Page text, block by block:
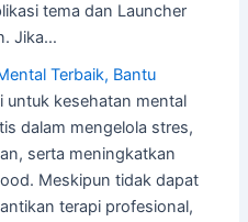
tema dan Launcher
Jika…
Terbaik, Bantu
untuk kesehatan mental
dalam mengelola stres,
serta meningkatkan
Meskipun tidak dapat
terapi profesional,